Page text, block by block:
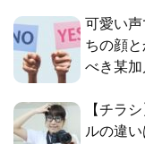
可愛い
ちの顔
べき某
【チラ
ルの違